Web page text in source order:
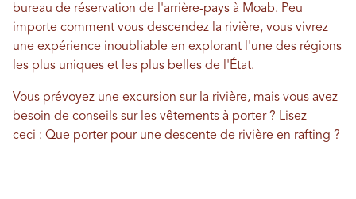
bureau de réservation de l'arrière-pays à Moab. Peu
importe comment vous descendez la rivière, vous vivrez
une expérience inoubliable en explorant l'une des régions
les plus uniques et les plus belles de l'État.
Vous prévoyez une excursion sur la rivière, mais vous avez
besoin de conseils sur les vêtements à porter ? Lisez
ceci : Que porter pour une descente de rivière en rafting ?